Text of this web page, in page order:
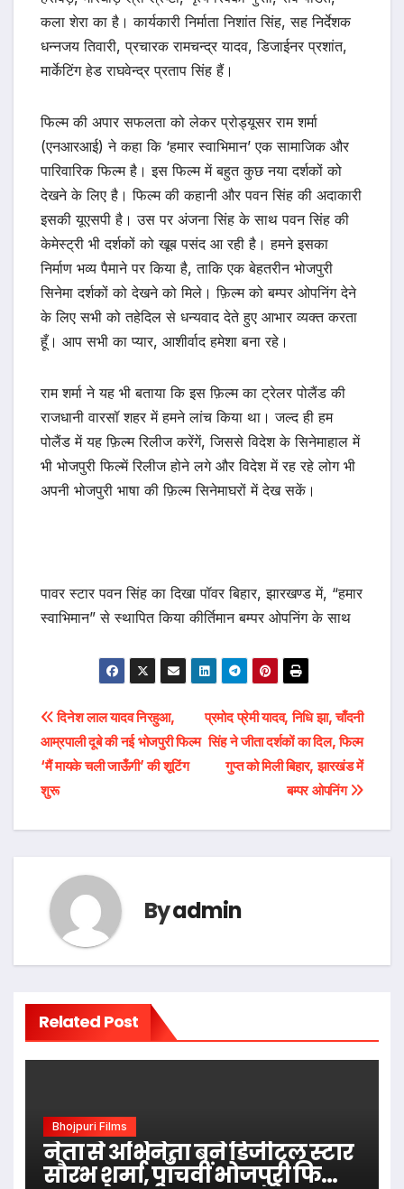
कला शेरा का है। कार्यकारी निर्माता निशांत सिंह, सह निर्देशक
धन्नजय तिवारी, प्रचारक रामचन्द्र यादव, डिजाईनर प्रशांत,
मार्केटिंग हेड राघवेन्द्र प्रताप सिंह हैं।
फिल्म की अपार सफलता को लेकर प्रोड्यूसर राम शर्मा
(एनआरआई) ने कहा कि ‘हमार स्वाभिमान’ एक सामाजिक और
पारिवारिक फिल्म है। इस फिल्म में बहुत कुछ नया दर्शकों को
देखने के लिए है। फिल्म की कहानी और पवन सिंह की अदाकारी
इसकी यूएसपी है। उस पर अंजना सिंह के साथ पवन सिंह की
केमेस्ट्री भी दर्शकों को खूब पसंद आ रही है। हमने इसका
निर्माण भव्य पैमाने पर किया है, ताकि एक बेहतरीन भोजपुरी
सिनेमा दर्शकों को देखने को मिले। फ़िल्म को बम्पर ओपनिंग देने
के लिए सभी को तहेदिल से धन्यवाद देते हुए आभार व्यक्त करता
हूँ। आप सभी का प्यार, आशीर्वाद हमेशा बना रहे।
राम शर्मा ने यह भी बताया कि इस फ़िल्म का ट्रेलर पोलैंड की
राजधानी वारसॉ शहर में हमने लांच किया था। जल्द ही हम
पोलैंड में यह फ़िल्म रिलीज करेंगें, जिससे विदेश के सिनेमाहाल में
भी भोजपुरी फिल्में रिलीज होने लगे और विदेश में रह रहे लोग भी
अपनी भोजपुरी भाषा की फ़िल्म सिनेमाघरों में देख सकें।
पावर स्टार पवन सिंह का दिखा पॉवर बिहार, झारखण्ड में, “हमार
स्वाभिमान” से स्थापित किया कीर्तिमान बम्पर ओपनिंग के साथ
Post
navigation
प्रमोद प्रेमी यादव, निधि झा, चाँदनी
सिंह ने जीता दर्शकों का दिल, फिल्म
गुप्त को मिली बिहार, झारखंड में
बम्पर ओपनिंग
दिनेश लाल यादव निरहुआ,
आम्रपाली दूबे की नई भोजपुरी फिल्म
‘मैं मायके चली जाऊँगी’ की शूटिंग
शुरू
Byadmin
Related Post
Bhojpuri Films
नेता से अभिनेता बने डिजीटल स्टार
सौरभ शर्मा, पाँचवीं भोजपुरी फिल्म